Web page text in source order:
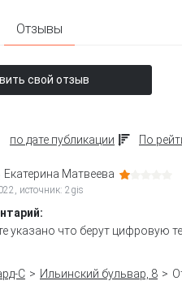
Отзывы
свой отзыв
по дате публикации По
Екатерина Матвеева
источник: 2gis
указано что берут цифровую
С Ильинский бульвар, 8